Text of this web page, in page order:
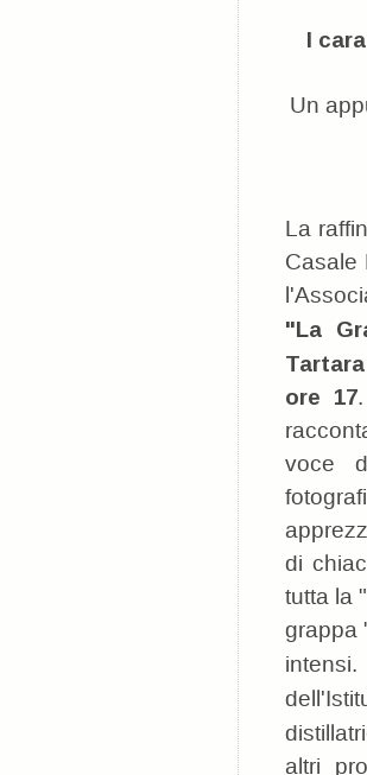
I
Un
La
Casale
"La
ore 17
voce
di
tutta la
grappa
altri